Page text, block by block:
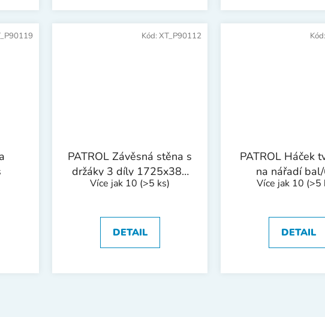
PATROL Závěsná stěna s
držáky 3 díly 1725x385
mm
Více jak 10 (>5 ks)
DETAIL
Kód: XT_P90112
PATROL Háček
na nářadí
Více jak 10 (>5
DETAIL
Kód: